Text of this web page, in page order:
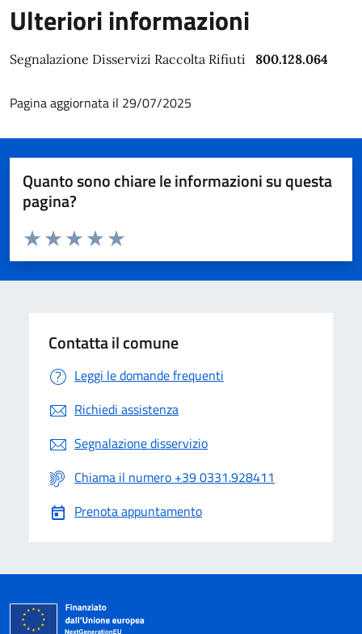
Ulteriori informazioni
Segnalazione Disservizi Raccolta Rifiuti 800.128.064
Pagina aggiornata il 29/07/2025
Quanto sono chiare le informazioni su questa
pagina?
Valuta da 1 a 5 stelle la pagina
Valuta 5 stelle su 5
Valuta 4 stelle su 5
Valuta 3 stelle su 5
Valuta 2 stelle su 5
Valuta 1 stelle su 5
Contatta il comune
Leggi le domande frequenti
Richiedi assistenza
Segnalazione disservizio
Chiama il numero +39 0331.928411
Prenota appuntamento